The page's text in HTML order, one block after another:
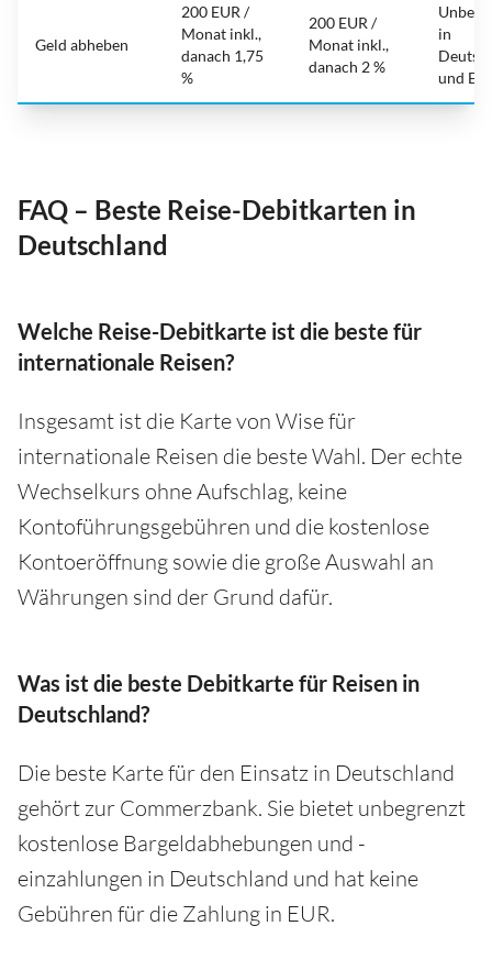
Geld abheben
200 EUR /
Monat inkl.,
danach 1,75
%
200 EUR /
Monat inkl.,
danach 2 %
in
und EU
FAQ – Beste Reise-Debitkarten in
Deutschland
Welche Reise-Debitkarte ist die beste für
internationale Reisen?
Insgesamt ist die Karte von Wise für
internationale Reisen die beste Wahl. Der echte
Wechselkurs ohne Aufschlag, keine
Kontoführungsgebühren und die kostenlose
Kontoeröffnung sowie die große Auswahl an
Währungen sind der Grund dafür.
Was ist die beste Debitkarte für Reisen in
Deutschland?
Die beste Karte für den Einsatz in Deutschland
gehört zur Commerzbank. Sie bietet unbegrenzt
kostenlose Bargeldabhebungen und -
einzahlungen in Deutschland und hat keine
Gebühren für die Zahlung in EUR.